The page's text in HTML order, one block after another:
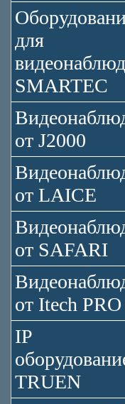
для
SMARTEC
от J2000
от LAICE
от SAFARI
от Itech PRO
IP
TRUEN